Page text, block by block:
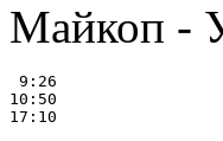
Майкоп -
9:26
10:50